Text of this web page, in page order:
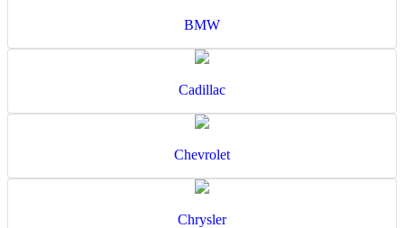
BMW
Cadillac
Chevrolet
Chrysler